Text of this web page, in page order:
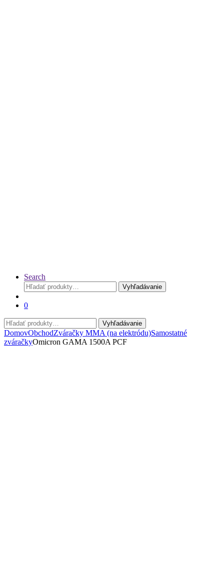
Search
Hľadať:
Vyhľadávanie
0
Hľadať:
Vyhľadávanie
DomovObchodZváračky MMA (na elektródu)Samostatné
zváračkyOmicron GAMA 1500A PCF